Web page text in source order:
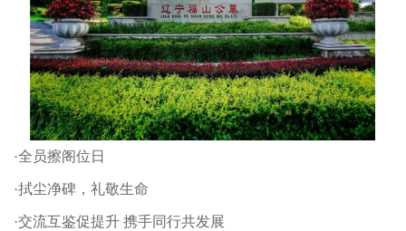
·全员擦阁位日
·拭尘净碑，礼敬生命
·交流互鉴促提升 携手同行共发展